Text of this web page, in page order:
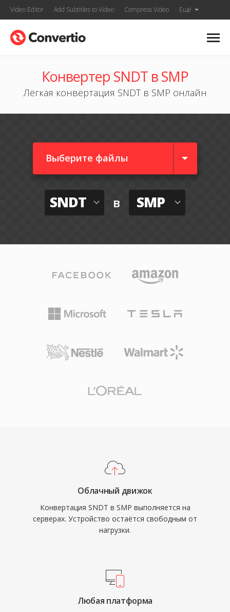
Video Editor Add Subtitles to Video Compress Video Ещё
Конвертер SNDT в SMP
Лёгкая конвертация SNDT в SMP онлайн
Выберите файлы
SNDT в SMP
Облачный движок
Конвертация SNDT в SMP выполняется на
серверах. Устройство остаётся свободным от
нагрузки.
Любая платформа